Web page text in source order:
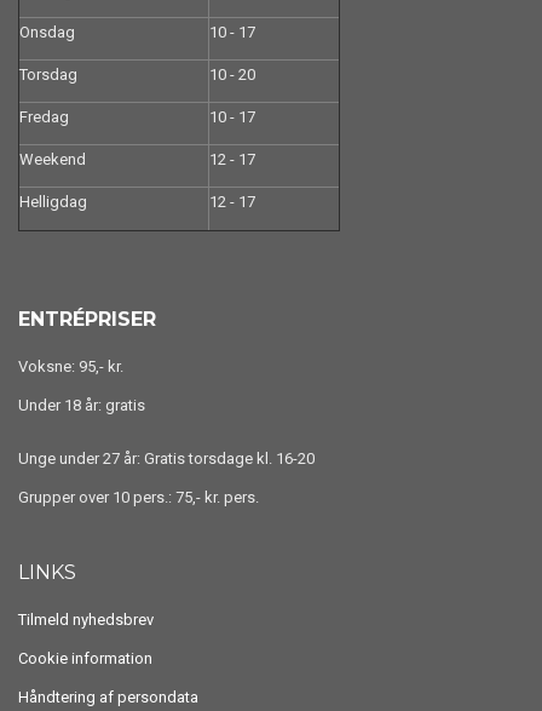
Onsdag 10 - 17
Torsdag 10 - 20
Fredag 10 - 17
Weekend 12 - 17
Helligdag 12 - 17
ENTRÉPRISER
Voksne: 95,- kr.
Under 18 år: gratis
Unge under 27 år: Gratis torsdage kl. 16-20
Grupper over 10 pers.: 75,- kr. pers.
LINKS
Tilmeld nyhedsbrev
Cookie information
Håndtering af persondata